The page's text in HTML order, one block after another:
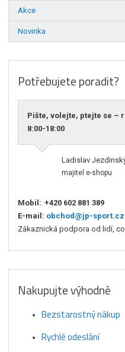
Akce
Novinka
Potřebujete poradit?
Pište, volejte, ptejte se –
8:00-18:00
Ladislav
majitel e-shopu
Mobil: +420 602 881 389
E-mail: obchod@jp-sport.cz
Zákaznická podpora od lidí,
Nakupujte výhodně
Bezstarostný nákup
Rychlé odeslání